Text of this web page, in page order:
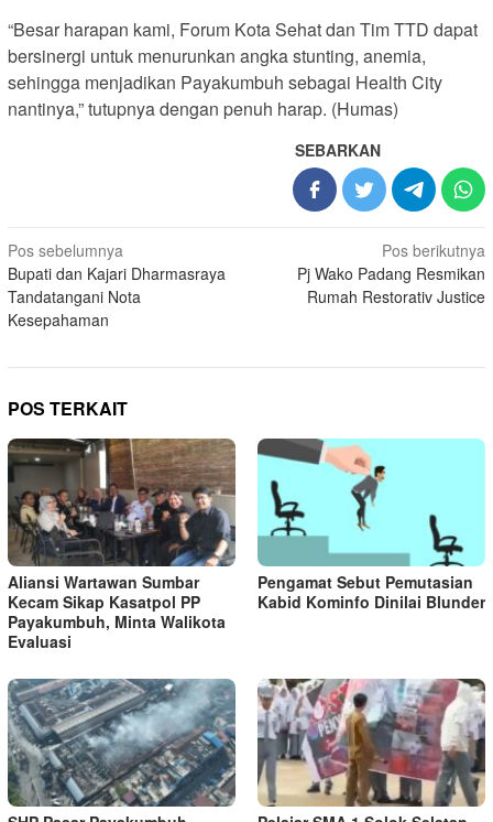
“Besar harapan kami, Forum Kota Sehat dan Tim TTD dapat
bersinergi untuk menurunkan angka stunting, anemia,
sehingga menjadikan Payakumbuh sebagai Health City
nantinya,” tutupnya dengan penuh harap. (Humas)
SEBARKAN
Navigasi
pos
Pos sebelumnya
Bupati dan Kajari Dharmasraya
Tandatangani Nota
Kesepahaman
Pos berikutnya
Pj Wako Padang Resmikan
Rumah Restorativ Justice
POS TERKAIT
Aliansi Wartawan Sumbar
Kecam Sikap Kasatpol PP
Payakumbuh, Minta Walikota
Evaluasi
Pengamat Sebut Pemutasian
Kabid Kominfo Dinilai Blunder